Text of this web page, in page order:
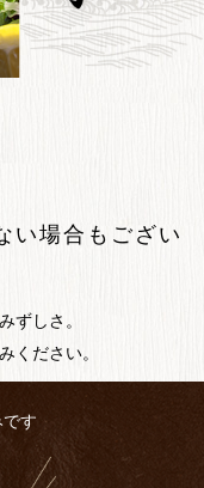
い場合もござい
ずしさ。
ください。
す